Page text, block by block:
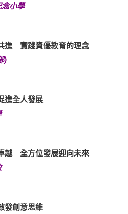
小學
進 實踐資優教育的理念
)
全人發展
越 全方位發展迎向未來
創意思維